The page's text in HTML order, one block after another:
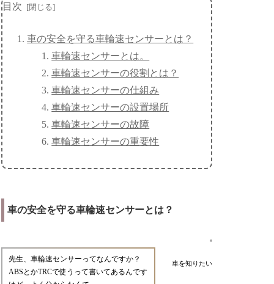
目次
車の安全を守る車輪速センサーとは？
車輪速センサーとは。
車輪速センサーの役割とは？
車輪速センサーの仕組み
車輪速センサーの設置場所
車輪速センサーの故障
車輪速センサーの重要性
車の安全を守る車輪速センサーとは？
車を知りたい
先生、車輪速センサーってなんですか？
ABSとかTRCで使うって書いてあるんです